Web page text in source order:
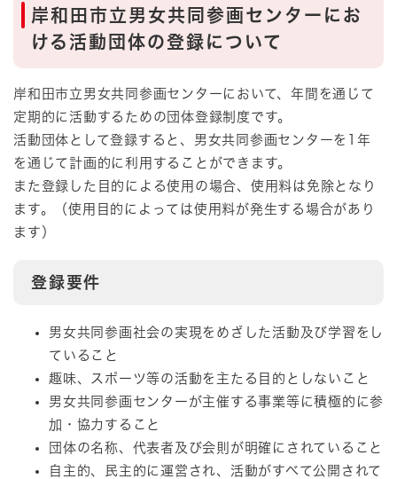
岸和田市立男女共同参画センターにお
ける活動団体の登録について
岸和田市立男女共同参画センターにおいて、年間を通じて
定期的に活動するための団体登録制度です。
活動団体として登録すると、男女共同参画センターを1年
を通じて計画的に利用することができます。
また登録した目的による使用の場合、使用料は免除となり
ます。（使用目的によっては使用料が発生する場合があり
ます）
登録要件
男女共同参画社会の実現をめざした活動及び学習をし
ていること
趣味、スポーツ等の活動を主たる目的としないこと
男女共同参画センターが主催する事業等に積極的に参
加・協力すること
団体の名称、代表者及び会則が明確にされていること
自主的、民主的に運営され、活動がすべて公開されて